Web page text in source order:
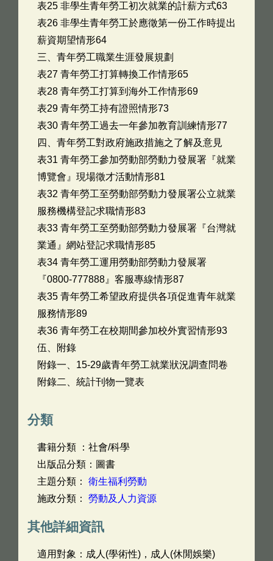
表25 非學生青年勞工初次就業的計薪方式63
表26 非學生青年勞工於應徵第一份工作時提出
薪資期望情形64
三、青年勞工職業生涯發展規劃
表27 青年勞工打算轉換工作情形65
表28 青年勞工打算到海外工作情形69
表29 青年勞工持有證照情形73
表30 青年勞工過去一年參加教育訓練情形77
四、青年勞工對政府施政措施之了解及意見
表31 青年勞工參加勞動部勞動力發展署『就業
博覽會』現場徵才活動情形81
表32 青年勞工至勞動部勞動力發展署公立就業
服務機構登記求職情形83
表33 青年勞工至勞動部勞動力發展署『台灣就
業通』網站登記求職情形85
表34 青年勞工運用勞動部勞動力發展署
『0800-777888』客服專線情形87
表35 青年勞工希望政府提供各項促進青年就業
服務情形89
表36 青年勞工在校期間參加校外實習情形93
伍、附錄
附錄一、15-29歲青年勞工就業狀況調查問卷
附錄二、統計刊物一覽表
分類
書籍分類 ：社會/科學
出版品分類：圖書
主題分類： 衛生福利勞動
施政分類： 勞動及人力資源
其他詳細資訊
適用對象：成人(學術性)，成人(休閒娛樂)